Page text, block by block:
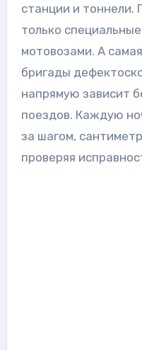
станции и тоннели.
только
мотовозами. А
бригады
напрямую зависит
поездов. Каждую
за шагом,
проверяя